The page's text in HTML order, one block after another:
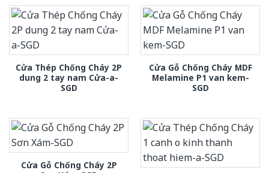
Cửa Thép Chống Cháy 2P
dung 2 tay nam Cửa-a-
SGD
Cửa Gỗ Chống Cháy MDF
Melamine P1 van kem-
SGD
Cửa Gỗ Chống Cháy 2P